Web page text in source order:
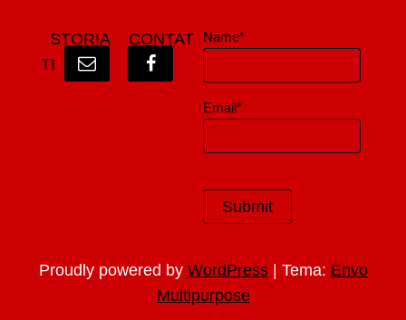
STORIA
CONTAT
TI
Name*
Email*
Proudly powered by WordPress | Tema: Envo
Multipurpose